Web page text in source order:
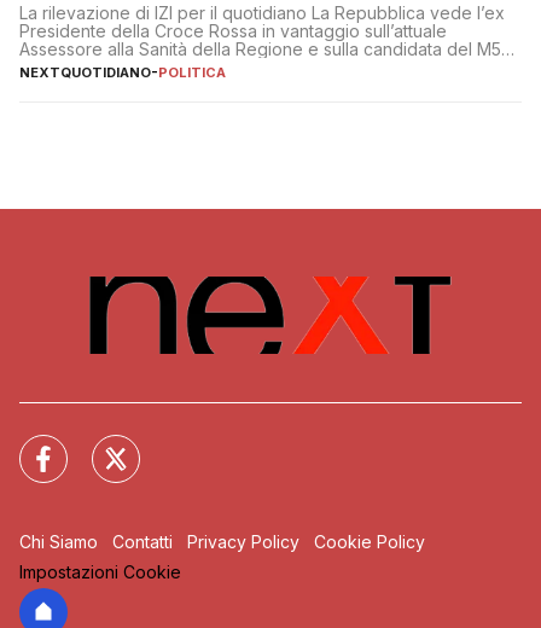
La rilevazione di IZI per il quotidiano La Repubblica vede l’ex
Presidente della Croce Rossa in vantaggio sull’attuale
Assessore alla Sanità della Regione e sulla candidata del M5S
Donatella Bianchi
NEXTQUOTIDIANO-POLITICA
Chi Siamo Contatti Privacy Policy
Cookie Policy
Impostazioni Cookie